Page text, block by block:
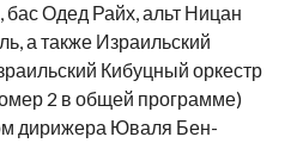
Одед Райх, альт Ницан
а также Израильский
Кибуцный оркестр
2 в общей программе)
дирижера Юваля Бен-